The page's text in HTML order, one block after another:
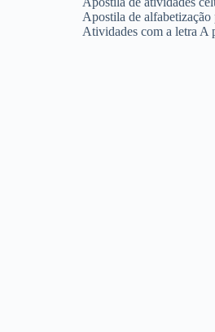
Apostila de alfabetização
Atividades com a letra A